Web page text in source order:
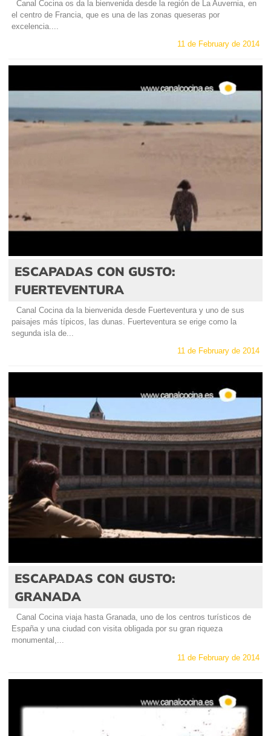
Canal Cocina os da la bienvenida desde la región de La Auvernia, en
el centro de Francia, que es una de las zonas queseras por
excelencia....
11 de February de 2014
ESCAPADAS CON GUSTO:
FUERTEVENTURA
Canal Cocina da la bienvenida desde Fuerteventura y uno de sus
paisajes más típicos, las dunas. Fuerteventura se erige como la
segunda isla de...
11 de February de 2014
ESCAPADAS CON GUSTO:
GRANADA
Canal Cocina viaja hasta Granada, uno de los centros turísticos de
España y una ciudad con visita obligada por su gran riqueza
monumental,...
11 de February de 2014